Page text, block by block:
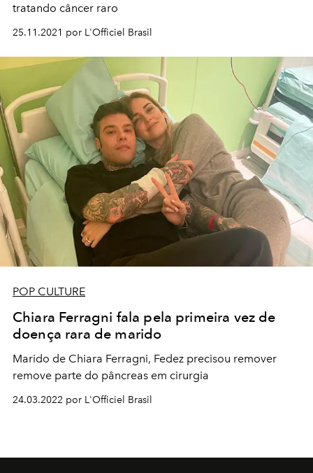
tratando câncer raro
25.11.2021 por L'Officiel Brasil
POP CULTURE
Chiara Ferragni fala pela primeira vez de
doença rara de marido
Marido de Chiara Ferragni, Fedez precisou remover
remove parte do pâncreas em cirurgia
24.03.2022 por L'Officiel Brasil